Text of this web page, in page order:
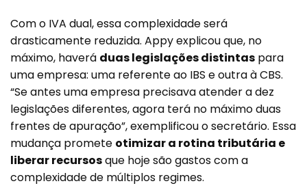
Com o IVA dual, essa complexidade será
drasticamente reduzida. Appy explicou que, no
máximo, haverá duas legislações distintas para
uma empresa: uma referente ao IBS e outra à CBS.
“Se antes uma empresa precisava atender a dez
legislações diferentes, agora terá no máximo duas
frentes de apuração”, exemplificou o secretário. Essa
mudança promete otimizar a rotina tributária e
liberar recursosque hoje são gastos com a
complexidade de múltiplos regimes.